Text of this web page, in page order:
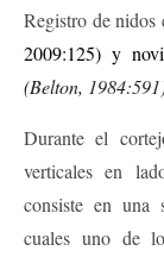
Registro de nidos
2009:125) y
(Belton,
Durante el
verticales en
consiste en una
cuales uno de